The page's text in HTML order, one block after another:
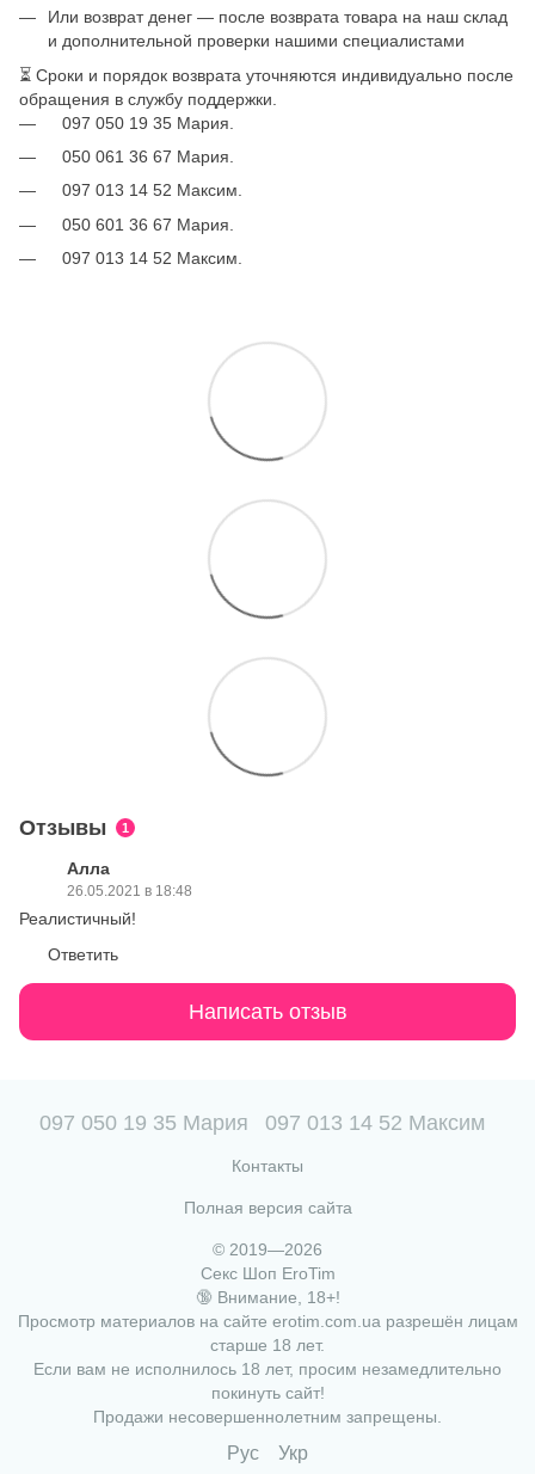
Или возврат денег — после возврата товара на наш склад
и дополнительной проверки нашими специалистами
⏳ Сроки и порядок возврата уточняются индивидуально после
обращения в службу поддержки.
097 050 19 35 Мария.
050 061 36 67 Мария.
097 013 14 52 Максим.
050 601 36 67 Мария.
097 013 14 52 Максим.
Отзывы 1
Алла
26.05.2021 в 18:48
Реалистичный!
Ответить
Написать отзыв
097 050 19 35 Мария 097 013 14 52 Максим
Контакты
Полная версия сайта
© 2019—2026
Секс Шоп EroTim
🔞 Внимание, 18+!
Просмотр материалов на сайте erotim.com.ua разрешён лицам
старше 18 лет.
Если вам не исполнилось 18 лет, просим незамедлительно
покинуть сайт!
Продажи несовершеннолетним запрещены.
Рус Укр